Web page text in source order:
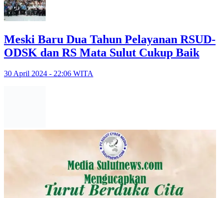
Meski Baru Dua Tahun Pelayanan RSUD-
ODSK dan RS Mata Sulut Cukup Baik
30 April 2024 - 22:06 WITA